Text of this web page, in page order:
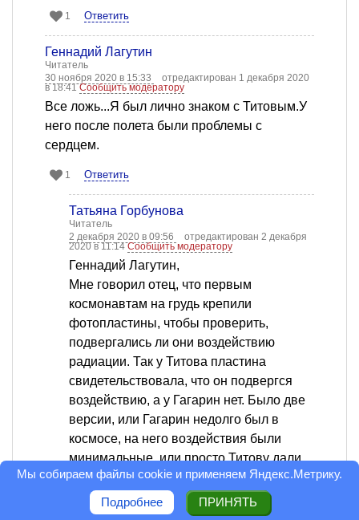
1 Ответить
Геннадий Лагутин
Читатель
30 ноября 2020 в 15:33
отредактирован 1 декабря 2020
в 18:41Сообщить модератору
Все ложь...Я был лично знаком с Титовым.У
него после полета были проблемы с
сердцем.
1 Ответить
Татьяна Горбунова
Читатель
2 декабря 2020 в 09:56
отредактирован 2 декабря
2020 в 11:14Сообщить модератору
Геннадий Лагутин,
Мне говорил отец, что первым
космонавтам на грудь крепили
фотопластины, чтобы проверить,
подвергались ли они воздействию
радиации. Так у Титова пластина
свидетельствовала, что он подвергся
воздействию, а у Гагарин нет. Было две
версии, или Гагарин недолго был в
космосе, на него воздействия были
минимальные, или просто Титову дали
испорченную пластину, или же все-таки
находясь в космосе дольше, он получил
дозу. Поэтому решили не отправлятьв
Мы собираем файлы cookie и применяем Яндекс.Метрику.
Подробнее ПРИНЯТЬ